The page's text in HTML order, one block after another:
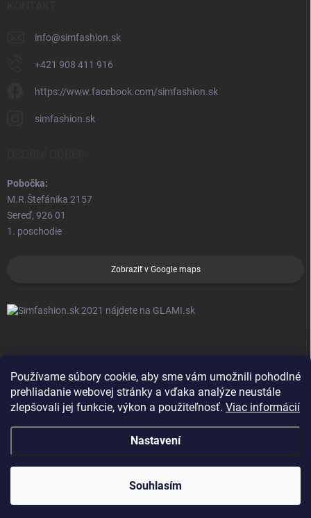
Používame súbory cookie, aby sme vám umožnili pohodlné
prehliadanie webovej stránky a vďaka analýze neustále
zlepšovali jej funkcie, výkon a použiteľnosť. Viac informácií
Nastavení
Souhlasím
info@simfashion.sk
+421 908 411 916
https://www.facebook.com/simfashion.sk
simfashion.sk
Pobočka:
M.R.Štefánika 2157
Sereď, 926 01
1. poschodie
Zobraziť v Google maps
Copyright 2026Sim Fashion. Všechna práva vyhrazena.
Created by Gaelta